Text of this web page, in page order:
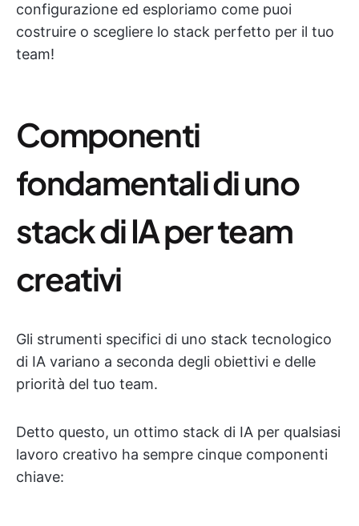
configurazione ed esploriamo come puoi
costruire o scegliere lo stack perfetto per il tuo
team!
Componenti
fondamentali di uno
stack di IA per team
creativi
Gli strumenti specifici di uno stack tecnologico
di IA variano a seconda degli obiettivi e delle
priorità del tuo team.
Detto questo, un ottimo stack di IA per qualsiasi
lavoro creativo ha sempre cinque componenti
chiave: